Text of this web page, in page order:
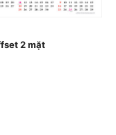
2 mặt